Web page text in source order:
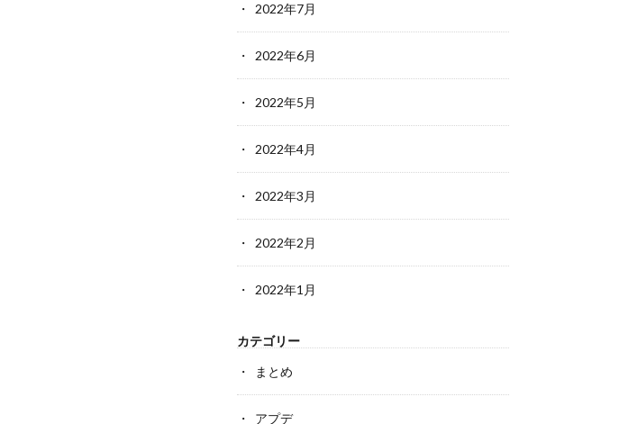
2022年7月
2022年6月
2022年5月
2022年4月
2022年3月
2022年2月
2022年1月
カテゴリー
まとめ
アプデ